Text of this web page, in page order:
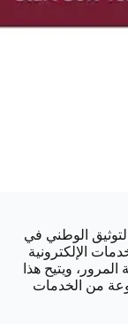
الوطني في
الإلكترونية
ويتيح هذا
من الخدمات